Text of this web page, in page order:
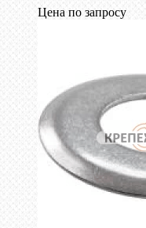
Цена по запросу